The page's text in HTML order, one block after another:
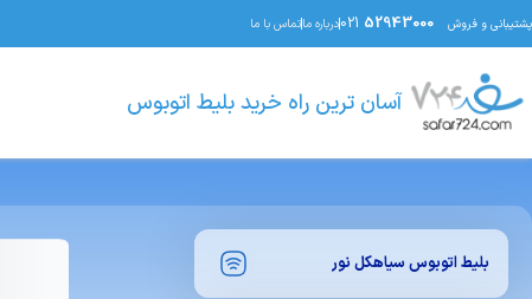
پشتیبانی و فروش 021 52943000 درباره ماتماس با ما
آسان ترین راه خرید بلیط اتوبوس
بلیط اتوبوس سیاهکل نور